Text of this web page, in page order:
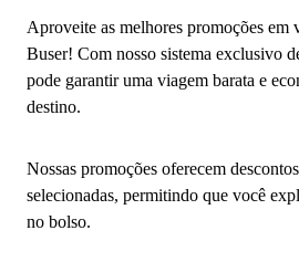
Aproveite as melhores promoções em
Buser! Com nosso sistema exclusivo
pode garantir uma viagem barata e
destino.
Nossas promoções oferecem
selecionadas, permitindo que você
no bolso.